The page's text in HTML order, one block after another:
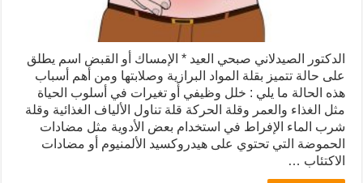
الدكتور الصيدلاني صبحي العيد * الإمساك أو القبض اسم يطلق
على حالة تتميز بقلة المواد البرازية وصلابتها ومن أهم أسباب
هذه الحالة ما يلي : خلل وظيفي أو تغيرات في أسلوب الحياة
مثل الغذاء والعمر وقلة الحركة قلة تناول الألياف الغذائية وقلة
شرب الماء الإفراط في استخدام بعض الأدوية مثل مضادات
الحموضة التي تحتوي على هيدروكسيد الألمنيوم أو مضادات
الاكتئاب …